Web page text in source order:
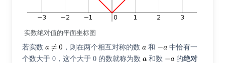
实数绝对值的平面坐标图
若实数
，则在两个相互对称的数 和
中恰有一
个数大于 0，这个大于 0 的数就称为数
和数 的绝对